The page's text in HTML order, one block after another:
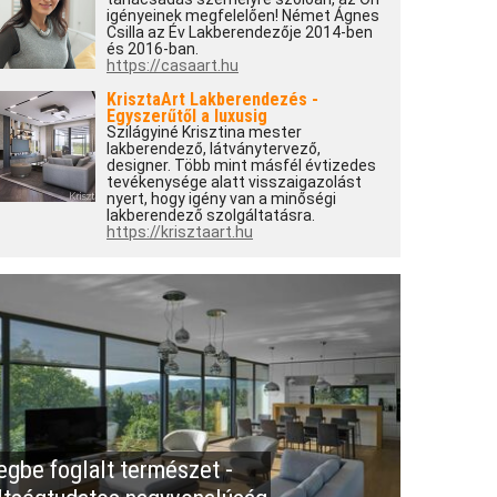
igényeinek megfelelően! Német Ágnes
Csilla az Év Lakberendezője 2014-ben
és 2016-ban.
https://casaart.hu
KrisztaArt Lakberendezés -
Egyszerűtől a luxusig
Szilágyiné Krisztina mester
lakberendező, látványtervező,
designer. Több mint másfél évtizedes
tevékenysége alatt visszaigazolást
nyert, hogy igény van a minőségi
lakberendező szolgáltatásra.
https://krisztaart.hu
foglalt természet -